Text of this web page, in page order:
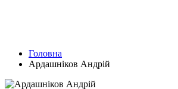
Головна
Ардашніков Андрій